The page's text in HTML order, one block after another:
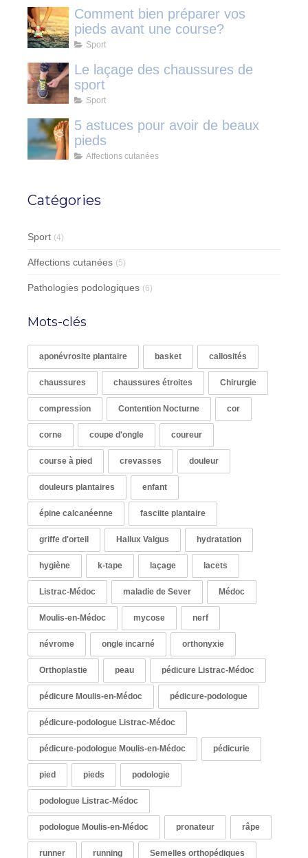
Comment bien préparer vos
pieds avant une course?
Sport
Le laçage des chaussures de
sport
Sport
5 astuces pour avoir de beaux
pieds
Affections cutanées
Catégories
Sport (4)
Affections cutanées (5)
Pathologies podologiques (6)
Mots-clés
aponévrosite plantaire basket callosités
chaussures chaussures étroites Chirurgie
compression Contention Nocturne cor
corne coupe d'ongle coureur
course à pied crevasses douleur
douleurs plantaires enfant
épine calcanéenne fasciite plantaire
griffe d'orteil Hallux Valgus hydratation
hygiène k-tape laçage lacets
Listrac-Médoc maladie de Sever Médoc
Moulis-en-Médoc mycose nerf
névrome ongle incarné orthonyxie
Orthoplastie peau pédicure Listrac-Médoc
pédicure Moulis-en-Médoc pédicure-podologue
pédicure-podologue Listrac-Médoc
pédicure-podologue Moulis-en-Médoc pédicurie
pied pieds podologie
podologue Listrac-Médoc
podologue Moulis-en-Médoc pronateur râpe
runner running Semelles orthopédiques